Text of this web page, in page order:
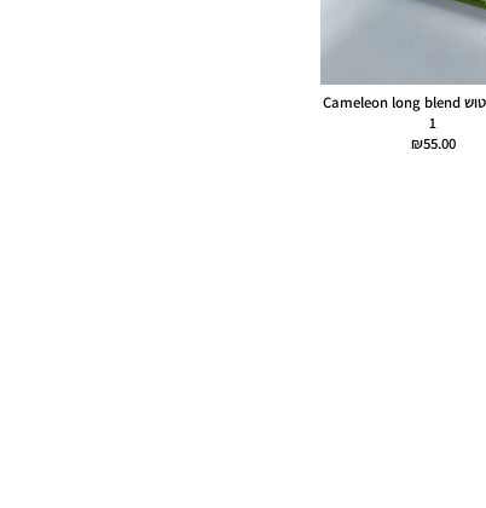
מכחול טשטוש Cameleon long blend
1
₪55.00